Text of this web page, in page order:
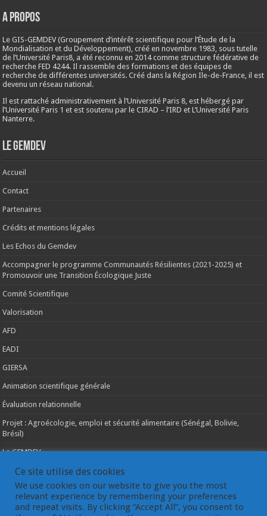
A propos
Le GIS-GEMDEV (Groupement d’intérêt scientifique pour l’Étude de la
Mondialisation et du Développement), créé ennovembre 1983 , sous tutelle
de l’Université Paris8, a été reconnu en 2014 comme structure fédérative de
recherche FED 4244. Il rassemble des formations et des équipes de
recherche de différentes universités. Créé dans la Région Ile-de-France, il est
devenu un réseau national.
Il est rattaché administrativement à l’Université Paris 8, est hébergé par
l’Université Paris 1 et est soutenu par le CIRAD – l’IRD et L’Université Paris
Nanterre.
Le Gemdev
Accueil
Contact
Partenaires
Crédits et mentions légales
Les Echos du Gemdev
Accompagner le programme Communautés Résilientes (2021-2025) et
Promouvoir une Transition Écologique Juste
Comité Scientifique
Valorisation
AFD
EADI
GIERSA
Animation scientifique générale
Évaluation relationnelle
Projet : Agroécologie, emploi et sécurité alimentaire (Sénégal, Bolivie,
Brésil)
Le GEMDEV
La pluridisciplinarité
La coopération internationale
Les instances du GEMDEV
Ce site utilise des cookies
We use cookies on our website to give you the most
relevant experience by remembering your preferences
and repeat visits. By clicking “Accept All”, you consent to